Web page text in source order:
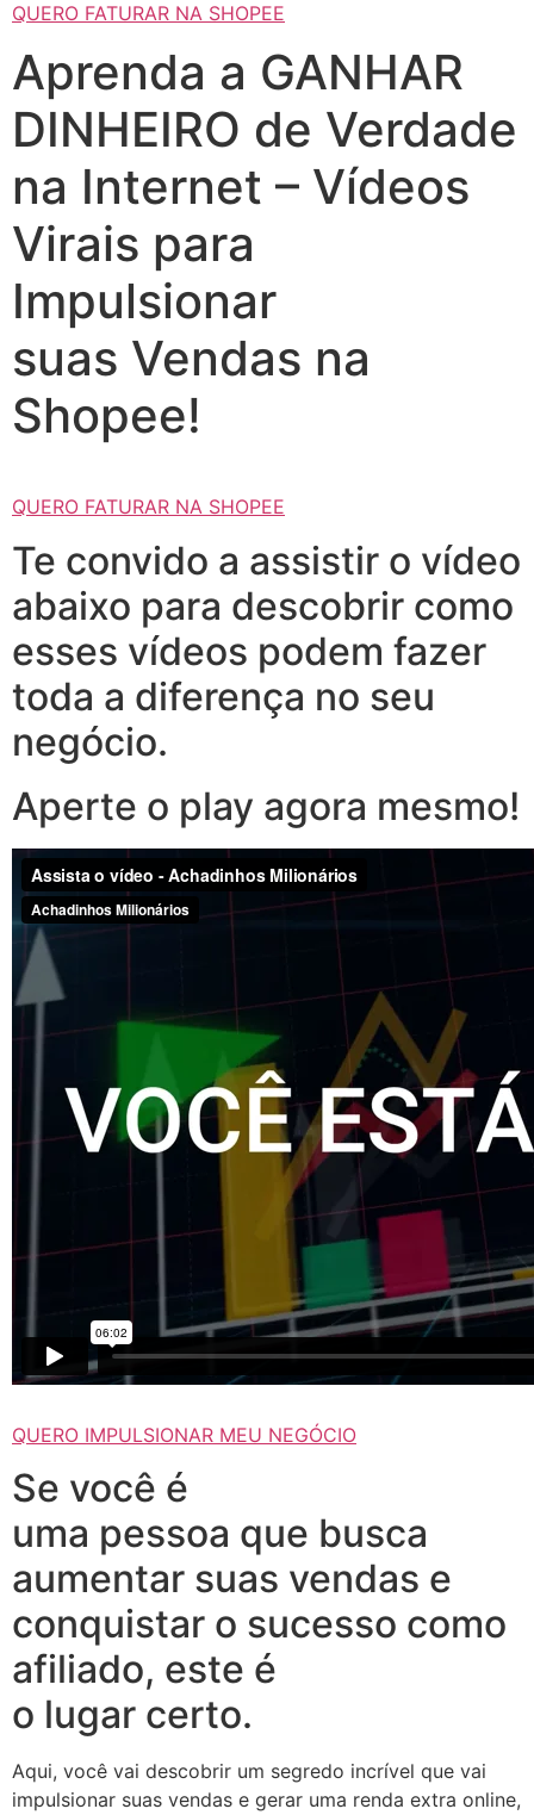
QUERO FATURAR NA SHOPEE
Aprenda a GANHAR
DINHEIRO de Verdade
na Internet – Vídeos
Virais para
Impulsionar
suas Vendas na
Shopee!
QUERO FATURAR NA SHOPEE
Te convido a assistir o vídeo
abaixo para descobrir como
esses vídeos podem fazer
toda a diferença no seu
negócio.
Aperte o play agora mesmo!
QUERO IMPULSIONAR MEU NEGÓCIO
Se você é
uma pessoa que busca
aumentar suas vendas e
conquistar o sucesso como
afiliado, este é
o lugar certo.
Aqui, você vai descobrir um segredo incrível que vai
impulsionar suas vendas e gerar uma renda extra online,